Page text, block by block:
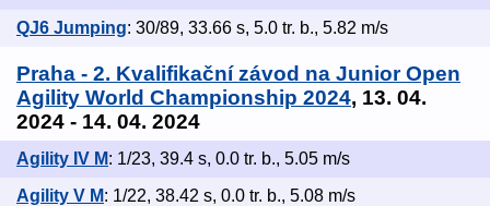
QJ6 Jumping: 30/89, 33.66 s, 5.0 tr. b., 5.82 m/s
Praha - 2. Kvalifikační závod na Junior Open
Agility World Championship 2024, 13. 04.
2024 - 14. 04. 2024
Agility IV M: 1/23, 39.4 s, 0.0 tr. b., 5.05 m/s
Agility V M: 1/22, 38.42 s, 0.0 tr. b., 5.08 m/s